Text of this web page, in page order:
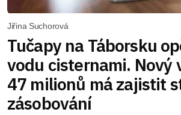
Jiřina Suchorová
Tučapy na Táborsku
vodu cisternami. Nový
47 milionů má zajistit
zásobování